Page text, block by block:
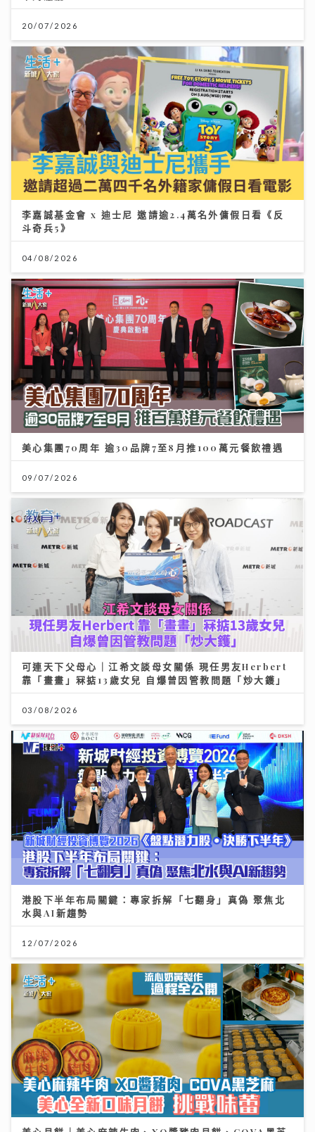
20/07/2026
李嘉誠基金會 x 迪士尼 邀請逾2.4萬名外傭假日看《反
斗奇兵5》
04/08/2026
美心集團70周年 逾30品牌7至8月推100萬元餐飲禮遇
09/07/2026
可連天下父母心｜江希文談母女關係 現任男友Herbert
靠「畫畫」冧掂13歲女兒 自爆曾因管教問題「炒大鑊」
03/08/2026
港股下半年布局關鍵：專家拆解「七翻身」真偽 聚焦北
水與AI新趨勢
12/07/2026